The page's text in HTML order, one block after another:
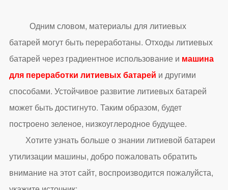
Одним словом, материалы для литиевых
батарей могут быть переработаны. Отходы литиевых
батарей через градиентное использование и машина
для переработки литиевых батарей и другими
способами. Устойчивое развитие литиевых батарей
может быть достигнуто. Таким образом, будет
построено зеленое, низкоуглеродное будущее.
Хотите узнать больше о знании литиевой батареи
утилизации машины, добро пожаловать обратить
внимание на этот сайт, воспроизводится пожалуйста,